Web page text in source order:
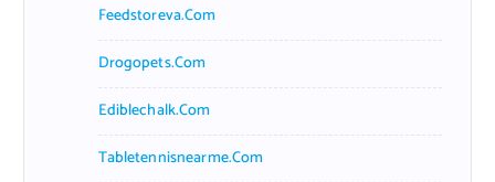
Feedstoreva.com
Drogopets.com
Ediblechalk.com
Tabletennisnearme.com